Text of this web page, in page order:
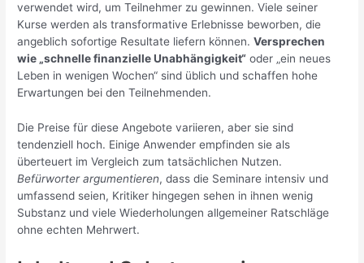
verwendet wird, um Teilnehmer zu gewinnen. Viele seiner
Kurse werden als transformative Erlebnisse beworben, die
angeblich sofortige Resultate liefern können.Versprechen
wie „schnelle finanzielle Unabhängigkeit“ oder „ein neues
Leben in wenigen Wochen“ sind üblich und schaffen hohe
Erwartungen bei den Teilnehmenden.
Die Preise für diese Angebote variieren, aber sie sind
tendenziell hoch. Einige Anwender empfinden sie als
überteuert im Vergleich zum tatsächlichen Nutzen.
Befürworter argumentieren, dass die Seminare intensiv und
umfassend seien, Kritiker hingegen sehen in ihnen wenig
Substanz und viele Wiederholungen allgemeiner Ratschläge
ohne echten Mehrwert.